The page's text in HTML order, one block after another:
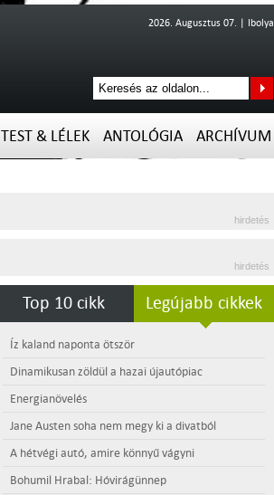
2026. Augusztus 07. | Ibolya
TEST & LÉLEK ANTOLÓGIA ARCHÍVUM
hirdetés
hirdetés
Top 10 cikk Legújabb cikkek
Íz kaland naponta ötször
Dinamikusan zöldül a hazai újautópiac
Energianövelés
Jane Austen soha nem megy ki a divatból
A hétvégi autó, amire könnyű vágyni
Bohumil Hrabal: Hóvirágünnep